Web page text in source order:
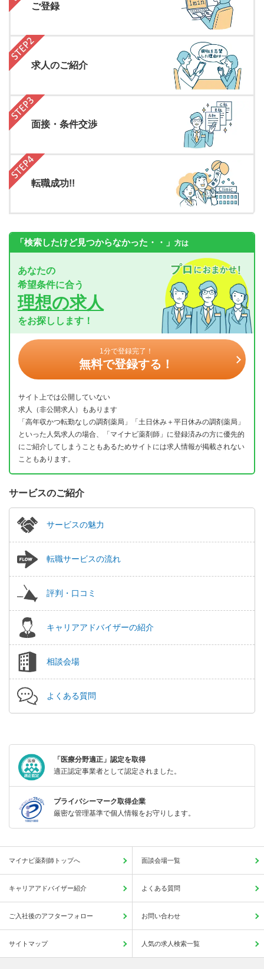
ご登録
求人のご紹介
面接・条件交渉
転職成功!!
「検索したけど見つからなかった・・」 方は
あなたの
希望条件に合う
理想の求人
をお探しします！
1分で登録完了！
無料で登録する！
サイト上では公開していない
求人（非公開求人）もあります
「高年収かつ転勤なしの調剤薬局」「土日休み＋平日休みの調剤薬局」
といった人気求人の場合、「マイナビ薬剤師」に登録済みの方に優先的
にご紹介してしまうこともあるためサイトには求人情報が掲載されない
こともあります。
サービスのご紹介
サービスの魅力
転職サービスの流れ
評判・口コミ
キャリアアドバイザーの紹介
相談会場
よくある質問
「医療分野適正」認定を取得
適正認定事業者として認定されました。
プライバシーマーク取得企業
厳密な管理基準で個人情報をお守りします。
マイナビ薬剤師トップへ 面談会場一覧
キャリアアドバイザー紹介 よくある質問
ご入社後のアフターフォロー お問い合わせ
サイトマップ 人気の求人検索一覧